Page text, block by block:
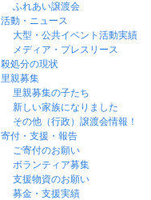
ふれあい譲渡会
活動・ニュース
大型・公共イベント活動実績
メディア・プレスリース
殺処分の現状
里親募集
里親募集の子たち
新しい家族になりました
その他（行政）譲渡会情報！
寄付・支援・報告
ご寄付のお願い
ボランティア募集
支援物資のお願い
募金・支援実績